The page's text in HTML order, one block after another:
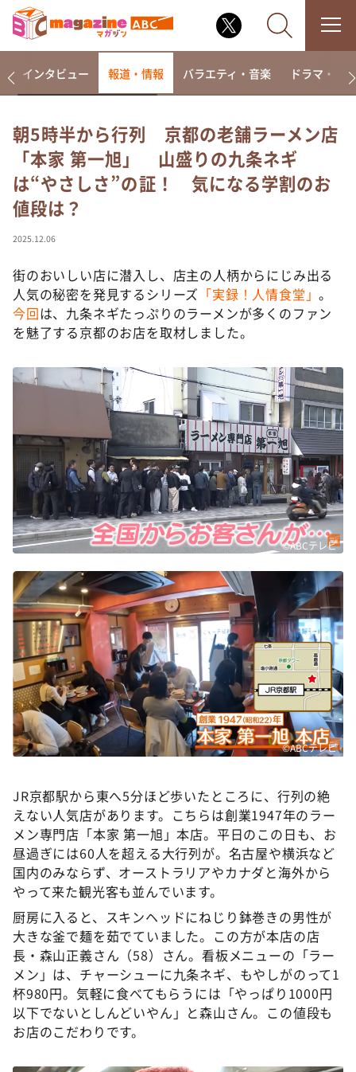
なるみ・岡村の過ぎるTV
相席食堂
これ余談なんですけど・・・
～人生密着トークバラエティ！～ やすとものいたっ
て真剣です
探偵！ナイトスクープ
news おかえり
河合＆A.B.C-Z塚田×福井アナ「なんでやねん！？」
（news おかえり）
本日はダイアンなり！シーズン２
朝だ！生です旅サラダ
教えて！ニュースライブ 正義のミカタ
ＬＩＦＥ～夢のカタチ～
新婚さんいらっしゃい！
ポツンと一軒家
ザキ山小屋本館
ぺこぱのまるスポ
アナ回覧板
インタビュー 報道・情報 バラエティ・音楽 ドラマ・映画
朝5時半から行列 京都の老舗ラーメン店
「本家 第一旭」 山盛りの九条ネギ
は“やさしさ”の証！ 気になる学割のお
値段は？
2025.12.06
街のおいしい店に潜入し、店主の人柄からにじみ出る
人気の秘密を発見するシリーズ 「実録！人情食堂」。
今回は、九条ネギたっぷりのラーメンが多くのファン
を魅了する京都のお店を取材しました。
©ABCテレビ
©ABCテレビ
JR京都駅から東へ5分ほど歩いたところに、行列の絶
えない人気店があります。こちらは創業1947年のラー
メン専門店「本家 第一旭」本店。平日のこの日も、お
昼過ぎには60人を超える大行列が。名古屋や横浜など
国内のみならず、オーストラリアやカナダと海外から
やって来た観光客も並んでいます。
厨房に入ると、スキンヘッドにねじり鉢巻きの男性が
大きな釜で麺を茹でていました。この方が本店の店
長・森山正義さん（58）さん。看板メニューの「ラー
メン」は、チャーシューに九条ネギ、もやしがのって1
杯980円。気軽に食べてもらうには「やっぱり1000円
以下でないとしんどいやん」と森山さん。この値段も
お店のこだわりです。